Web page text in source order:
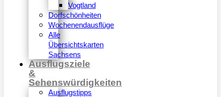
Vogtland
Dorfschönheiten
Wochenendausflüge
Alle
Übersichtskarten
Sachsens
Ausflugsziele
&
Sehenswürdigkeiten
Ausflugstipps